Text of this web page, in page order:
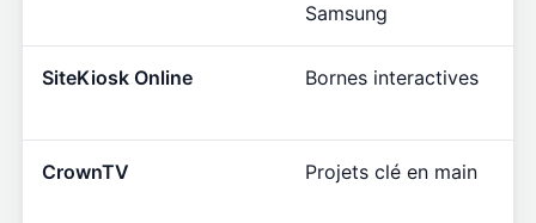
Samsung
SiteKiosk Online Bornes interactives
CrownTV Projets clé en main